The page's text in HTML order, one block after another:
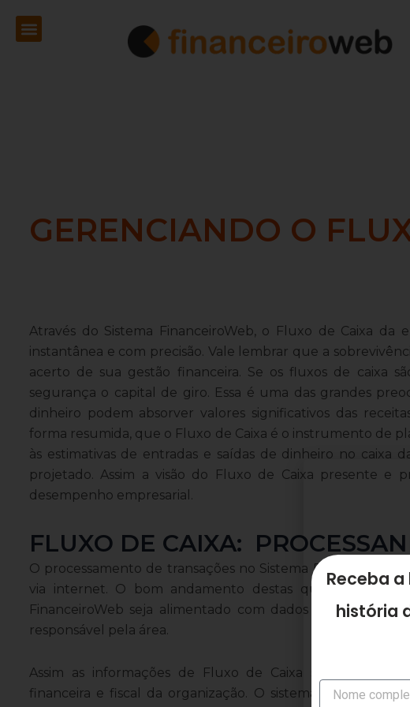
paraMenu
GERENCIANDO O
Através do Sistema FinanceiroWeb, o Fluxo de Caixa da
instantânea e com precisão. Vale lembrar que a
acerto de sua gestão financeira. Se os fluxos de caixa
segurança o capital de giro. Essa é uma das grandes
dinheiro podem absorver valores significativos das
forma resumida, que o Fluxo de Caixa é o instrumento de
às estimativas de entradas e saídas de dinheiro no caixa
projetado. Assim a visão do Fluxo de Caixa presente e
desempenho empresarial.
FLUXO DE CAIXA:
O processamento de transações no Sistema
via internet. O bom andamento destas questões
FinanceiroWeb seja alimentado com dados reais e
responsável pela área.
Assim as informações de Fluxo de Caixa sejam
financeira e fiscal da organização. O sistema de
Receba
história
Nome